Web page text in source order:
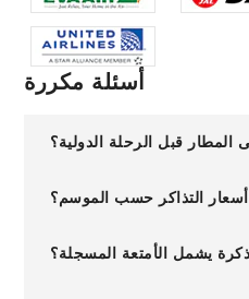
أسئلة مكررة
قبل الرحلة الدولية؟
التذاكر حسب الموسم؟
يشمل الأمتعة المسجلة؟